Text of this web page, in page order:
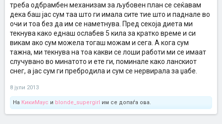
треба одбрамбен механизам за љубовен план се сеќавам
дека баш јас сум таа што ги имала сите тие што и паднале во
очи и тоа без да им се наметнува. Пред секоја диета ми
текнува како еднаш ослабев 5 кила за кратко време и си
викам ако сум можела тогаш можам и сега. А кога сум
тажна, ми текнува на тоа какви се лоши работи ми се имаат
случувано во минатото и ете ги, поминале како ланскиот
снег, а јас сум ги пребродила и сум се нервирала за џабе.
8 јули 2013
На КикиМаус и blonde_supergirl им се допаѓа ова.